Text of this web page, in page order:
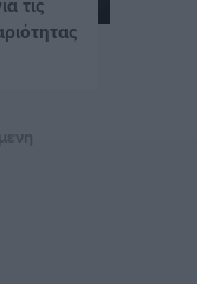
τις